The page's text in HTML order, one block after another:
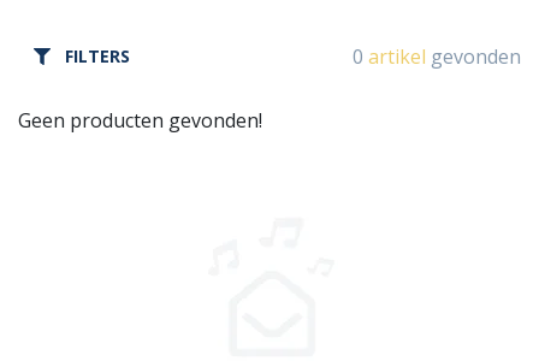
FILTERS 0 artikel gevonden
Geen producten gevonden!